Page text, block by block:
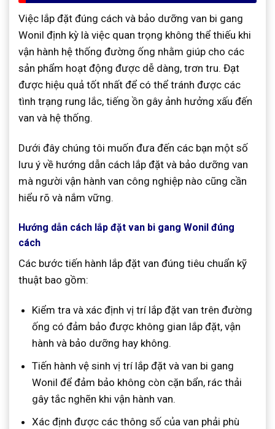
Việc lắp đặt đúng cách và bảo dưỡng van bi gang
Wonil định kỳ là việc quan trọng không thể thiếu khi
vận hành hệ thống đường ống nhằm giúp cho các
sản phẩm hoạt động được dễ dàng, trơn tru. Đạt
được hiệu quả tốt nhất để có thể tránh được các
tình trạng rung lắc, tiếng ồn gây ảnh hưởng xấu đến
van và hệ thống.
Dưới đây chúng tôi muốn đưa đến các bạn một số
lưu ý về hướng dẫn cách lắp đặt và bảo dưỡng van
mà người vận hành van công nghiệp nào cũng cần
hiểu rõ và nắm vững.
Hướng dẫn cách lắp đặt van bi gang Wonil đúng
cách
Các bước tiến hành lắp đặt van đúng tiêu chuẩn kỹ
thuật bao gồm:
Kiểm tra và xác định vị trí lắp đặt van trên đường
ống có đảm bảo được không gian lắp đặt, vận
hành và bảo dưỡng hay không.
Tiến hành vệ sinh vị trí lắp đặt và van bi gang
Wonil để đảm bảo không còn cặn bẩn, rác thải
gây tắc nghẽn khi vận hành van.
Xác định được các thông số của van phải phù